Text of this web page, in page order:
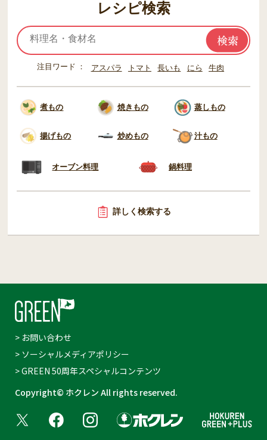
レシピ検索
注目ワード アスパラ トマト 長いも にら 牛肉
煮もの 焼きもの 蒸しもの
揚げもの 炒めもの 汁もの
オーブン料理 鍋料理
詳しく検索する
> お問い合わせ
> ソーシャルメディアポリシー
> GREEN 50周年スペシャルコンテンツ
Copyright© ホクレン All rights reserved.